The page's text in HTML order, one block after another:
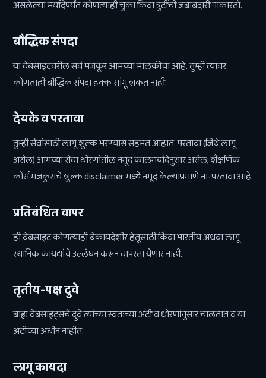
असलेल्या मर्यादेपर्यंत कोणत्याही चुका किंवा त्रुटींची जबाबदारी नाकारतो.
बौद्धिक संपदा
या वेबसाइटवरील सर्व मजकूर आमच्या मालकीचा आहे. तुम्ही त्यावर
कोणताही बौद्धिक संपदा हक्क सांगू शकत नाही.
देयके व परतावा
तुम्ही सेवांसाठी लागू शुल्क भरण्यास सहमत आहात. परतावा (जिथे लागू
असेल) आमच्या सेवा धोरणांतील नमूद कालमर्यादेनुसार असेल; शैक्षणिक
कोर्स मजकुराचे शुल्क disclaimer मध्ये नमूद केल्याप्रमाणे ना-परतावा आहे.
प्रतिबंधित वापर
ही वेबसाइट कोणत्याही बेकायदेशीर हेतूसाठी किंवा भारतीय अथवा लागू
स्थानिक कायद्यांचे उल्लंघन करून वापरता येणार नाही.
तृतीय-पक्ष दुवे
बाह्य वेबसाइट्सचे दुवे त्यांच्या स्वतःच्या अटी व धोरणांनुसार चालतात व या
अटींच्या अधीन नाहीत.
लागू कायदा